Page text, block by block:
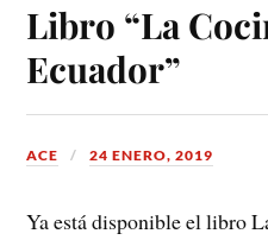
Libro “La
Ecuador”
ACE 24 ENERO, 2019
Ya está disponible el libro